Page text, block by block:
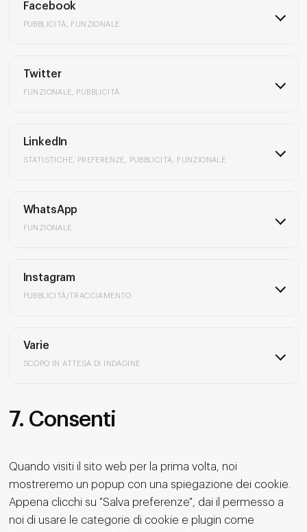
Facebook
PUBBLICITÀ, FUNZIONALE
Twitter
FUNZIONALE, PUBBLICITÀ
LinkedIn
STATISTICHE, PREFERENZE, PUBBLICITÀ, FUNZIONALE
WhatsApp
FUNZIONALE
Instagram
PUBBLICITÀ/TRACCIAMENTO
Varie
SCOPO IN ATTESA DI INDAGINE
7. Consenti
Quando visiti il sito web per la prima volta, noi
mostreremo un popup con una spiegazione dei cookie.
Appena clicchi su "Salva preferenze", dai il permesso a
noi di usare le categorie di cookie e plugin come